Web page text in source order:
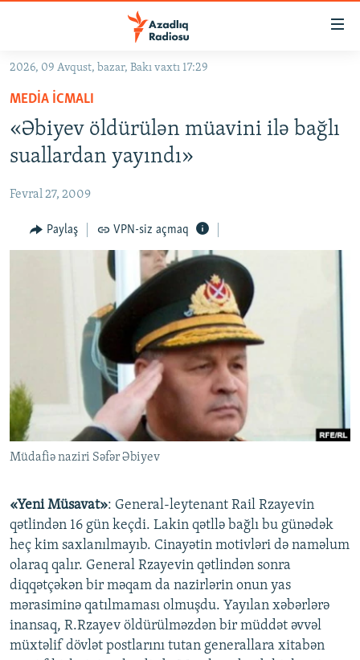
Əsas
qayıt
Əsas
naviqasiyaya
qayıt
Axtarışa
GÜNDƏM
#İZAHLA
KORRUPSIOMETR
FƏRQƏ BAX
QANUNI DOĞRU
FOTOQALEREYA
İNFOQRAFIKA
KARIKATURA
RADIO ARXIV
AZƏRBAYCAN ƏDƏBIYYATI KITABXANASI
İSLAM VƏ DEMOKRATIYA
İZ - MƏDƏNIYYƏT PROQRAMI
HAQQIMIZDA
MISSIYAMIZ
PEŞƏ ETIKASI VƏ JURNALISTIKA STANDARTLARIMIZ
MATERIALLARIMIZDAN ISTIFADƏ
AZADLIQRADIOSU MOBIL TELEFONUNUZDA
XƏBƏR BÜLLETENLƏRIMIZ
BIZI IZLƏ
RFE/RL-in bütün saytları
2026, 09 Avqust, bazar, Bakı vaxtı 17:29
MEDIA ICMALI
«Əbiyev öldürülən müavini ilə bağlı
suallardan yayındı»
Fevral 27, 2009
Paylaş VPN-siz açmaq
Müdafiə naziri Səfər Əbiyev
«Yeni Müsavat»: General-leytenant Rail Rzayevin
qətlindən 16 gün keçdi. Lakin qətllə bağlı bu günədək
heç kim saxlanılmayıb. Cinayətin motivləri də naməlum
olaraq qalır. General Rzayevin qətlindən sonra
diqqətçəkən bir məqam da nazirlərin onun yas
mərasiminə qatılmaması olmuşdu. Yayılan xəbərlərə
inansaq, R.Rzayev öldürülməzdən bir müddət əvvəl
müxtəlif dövlət postlarını tutan generallara xitabən